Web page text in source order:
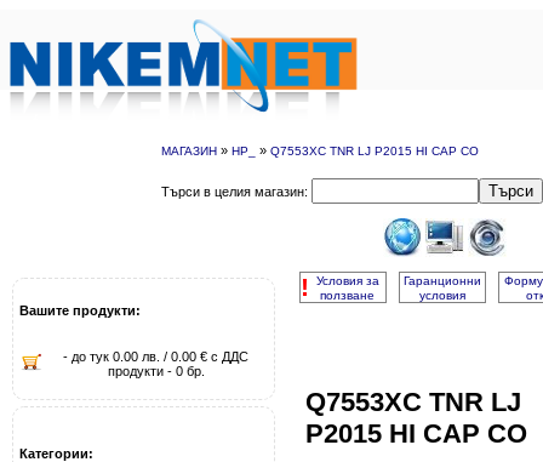
МАГАЗИН » HP_ » Q7553XC TNR LJ P2015 HI CAP CO
Търси в целия магазин: Търси
Вашите продукти:
- до тук 0.00 лв. / 0.00 € с ДДС
продукти - 0 бр.
Категории:
!
Условия за
ползване
Гаранционни
условия
Q7553XC TNR LJ
P2015 HI CAP CO